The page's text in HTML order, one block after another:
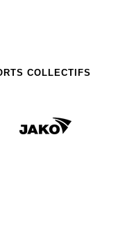
COLLECTIFS